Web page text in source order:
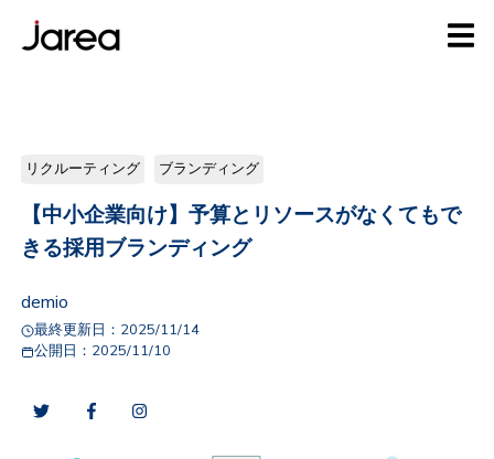
リクルーティング ブランディング
【中小企業向け】予算とリソースがなくてもで
きる採用ブランディング
demio
最終更新日： 2025/11/14
公開日： 2025/11/10